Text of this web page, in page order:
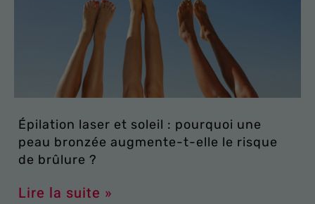
Épilation laser et soleil : pourquoi une
peau bronzée augmente-t-elle le risque
de brûlure ?
Lire la suite »